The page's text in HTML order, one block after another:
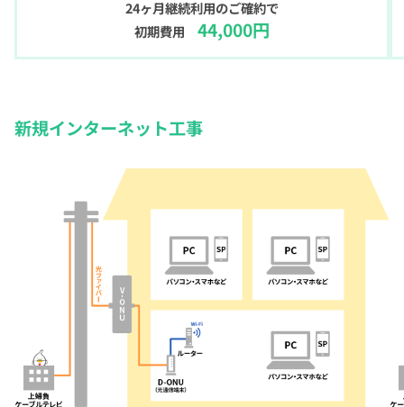
24ヶ月継続利用のご確約で
初期費用 44,000円
新規インターネット工事